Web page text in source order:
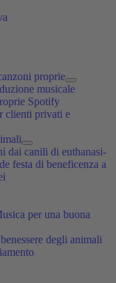
proprie
musicale
Spotify
clienti privati e
dai canili di euthanasi-
festa di beneficenza a
per una buona
degli animali